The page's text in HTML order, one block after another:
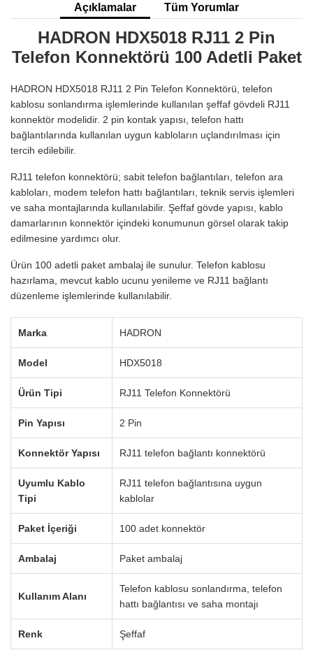
Açıklamalar Tüm Yorumlar
HADRON HDX5018 RJ11 2 Pin
Telefon Konnektörü 100 Adetli Paket
HADRON HDX5018 RJ11 2 Pin Telefon Konnektörü, telefon
kablosu sonlandırma işlemlerinde kullanılan şeffaf gövdeli RJ11
konnektör modelidir. 2 pin kontak yapısı, telefon hattı
bağlantılarında kullanılan uygun kabloların uçlandırılması için
tercih edilebilir.
RJ11 telefon konnektörü; sabit telefon bağlantıları, telefon ara
kabloları, modem telefon hattı bağlantıları, teknik servis işlemleri
ve saha montajlarında kullanılabilir. Şeffaf gövde yapısı, kablo
damarlarının konnektör içindeki konumunun görsel olarak takip
edilmesine yardımcı olur.
Ürün 100 adetli paket ambalaj ile sunulur. Telefon kablosu
hazırlama, mevcut kablo ucunu yenileme ve RJ11 bağlantı
düzenleme işlemlerinde kullanılabilir.
Marka HADRON
Model HDX5018
Ürün Tipi RJ11 Telefon Konnektörü
Pin Yapısı 2 Pin
Konnektör Yapısı RJ11 telefon bağlantı konnektörü
Uyumlu Kablo
Tipi
RJ11 telefon bağlantısına uygun
kablolar
Paket İçeriği 100 adet konnektör
Ambalaj Paket ambalaj
Kullanım Alanı
Telefon kablosu sonlandırma, telefon
hattı bağlantısı ve saha montajı
Renk Şeffaf